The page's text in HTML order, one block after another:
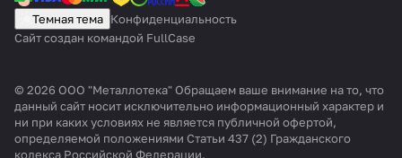
Темная тема Конфиденциальность
Сайт создан командой FullCase
© 2026 ООО "Металлотека" Обращаем ваше внимание на то, что
данный сайт носит исключительно информационный характер и
ни при каких условиях не является публичной офертой,
определяемой положениями Статьи 437 (2) Гражданского
кодекса Российской Федерации.